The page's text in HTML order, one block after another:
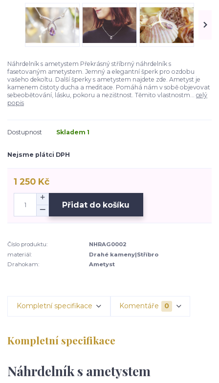
Náhrdelník s ametystem Překrásný stříbrný náhrdelník s
fasetovaným ametystem. Jemný a elegantní šperk pro ozdobu
vašeho dekoltu. Další šperky s ametystem najdete zde. Ametyst je
kamenem čistoty ducha a meditace. Pomáhá nám v sobě objevovat
sebeobětování, lásku, pokoru a nezištnost. Těmito vlastnostm... celý
popis
Dostupnost Skladem 1
Nejsme plátci DPH
1 250 Kč
Přidat do košíku
Číslo produktu:
NHRAG0002
materiál:
Drahé kameny|Stříbro
Drahokam:
Ametyst
Kompletní specifikace Komentáře 0
Kompletní specifikace
Náhrdelník s ametystem